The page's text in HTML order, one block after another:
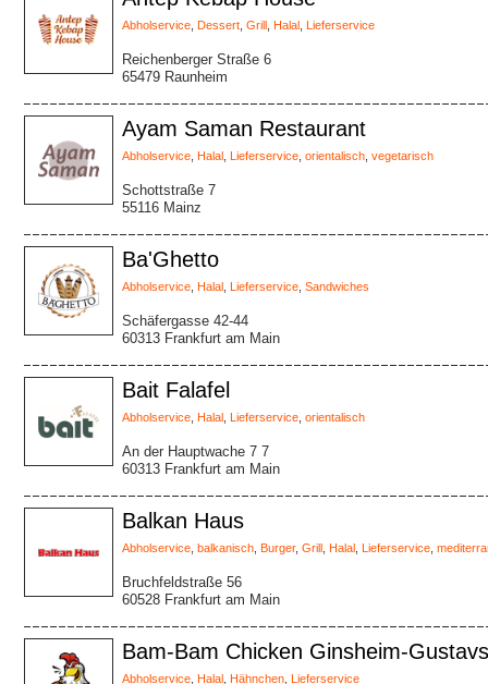
Abholservice Dessert Grill Halal Lieferservice
Reichenberger Straße 6
65479 Raunheim
Ayam Saman Restaurant
Abholservice Halal Lieferservice orientalisch vegetarisch
Schottstraße 7
55116 Mainz
Ba'Ghetto
Abholservice Halal Lieferservice Sandwiches
Schäfergasse 42-44
60313 Frankfurt am Main
Bait Falafel
Abholservice Halal Lieferservice orientalisch
An der Hauptwache 7 7
60313 Frankfurt am Main
Balkan Haus
Abholservice balkanisch Burger, Grill Halal Lieferservice
Bruchfeldstraße 56
60528 Frankfurt am Main
Bam-Bam Chicken Ginsheim-
Abholservice Halal Hähnchen Lieferservice